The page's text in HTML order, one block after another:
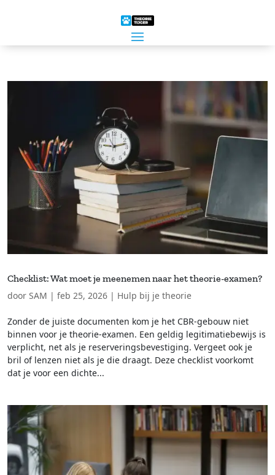
Checklist: Wat moet je meenemen naar het theorie-examen?
door SAM | feb 25, 2026 | Hulp bij je theorie
Zonder de juiste documenten kom je het CBR-gebouw niet
binnen voor je theorie-examen. Een geldig legitimatiebewijs is
verplicht, net als je reserveringsbevestiging. Vergeet ook je
bril of lenzen niet als je die draagt. Deze checklist voorkomt
dat je voor een dichte...